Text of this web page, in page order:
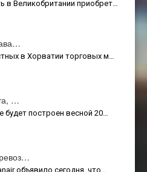
Великобритании приобрет…
в Хорватии торговых м…
…
построен весной 20…
объявило сегодня, что…